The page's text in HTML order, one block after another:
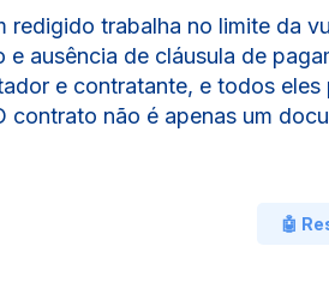
trabalha no limite da
ausência de cláusula de
e contratante, e todos eles
não é apenas um
🤖